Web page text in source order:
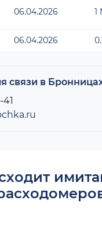
06.04.2026 1
06.04.2026
связи в